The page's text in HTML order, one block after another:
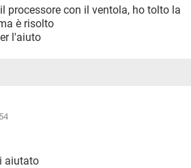
processore con il ventola, ho tolto la
è risolto
l'aiuto
aiutato